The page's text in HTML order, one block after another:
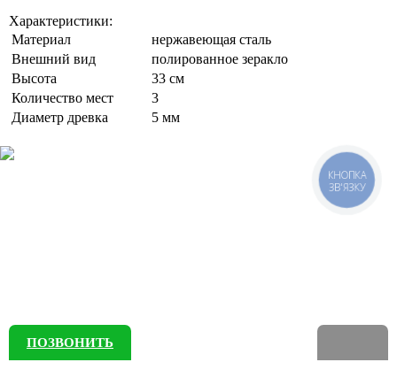
Характеристики:
Материал
нержавеющая сталь
Внешний вид
полированное зеракло
Высота
33 см
Количество мест
3
Диаметр древка
5 мм
ПОЗВОНИТЬ
КНОПКА
ЗВ'ЯЗКУ